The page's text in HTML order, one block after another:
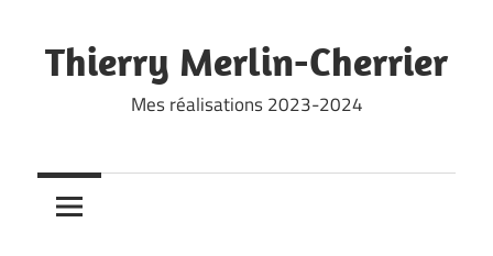
to
content
Thierry Merlin-Cherrier
Mes réalisations 2023-2024